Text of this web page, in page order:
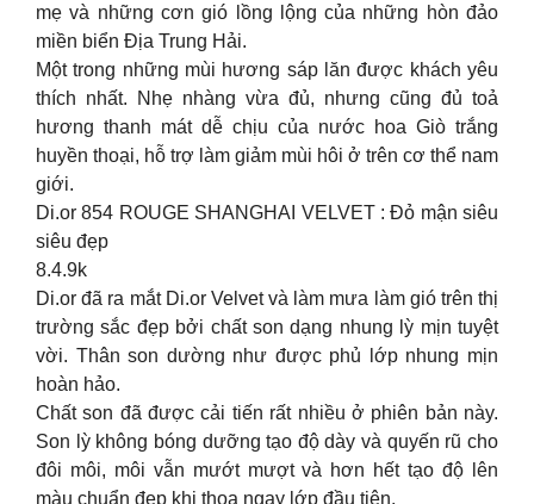
mẹ và những cơn gió lồng lộng của những hòn đảo
miền biển Địa Trung Hải.
Một trong những mùi hương sáp lăn được khách yêu
thích nhất. Nhẹ nhàng vừa đủ, nhưng cũng đủ toả
hương thanh mát dễ chịu của nước hoa Giò trắng
huyền thoại, hỗ trợ làm giảm mùi hôi ở trên cơ thể nam
giới.
Di.or 854 ROUGE SHANGHAI VELVET : Đỏ mận siêu
siêu đẹp
8.4.9k
Di.or đã ra mắt Di.or Velvet và làm mưa làm gió trên thị
trường sắc đẹp bởi chất son dạng nhung lỳ mịn tuyệt
vời. Thân son dường như được phủ lớp nhung mịn
hoàn hảo.
Chất son đã được cải tiến rất nhiều ở phiên bản này.
Son lỳ không bóng dưỡng tạo độ dày và quyến rũ cho
đôi môi, môi vẫn mướt mượt và hơn hết tạo độ lên
màu chuẩn đẹp khi thoa ngay lớp đầu tiên.